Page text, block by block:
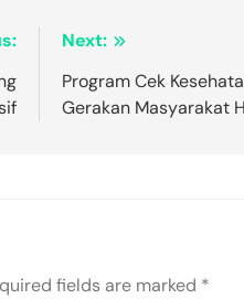
Next:
Program Cek
Gerakan Masyarakat
fields are marked *